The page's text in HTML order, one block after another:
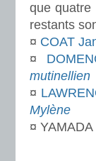
que
restants
¤ COAT
¤
mutinellien
¤
Mylène
¤